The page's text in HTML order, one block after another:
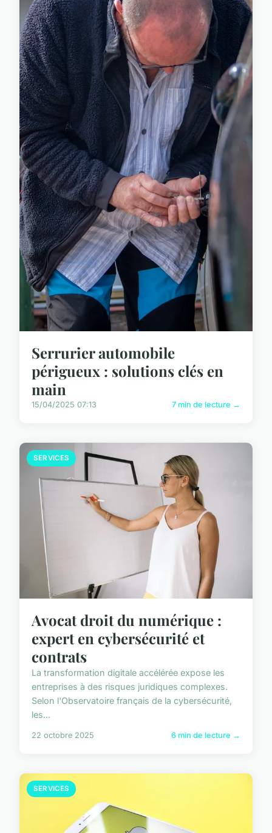
Serrurier automobile
périgueux : solutions clés en
main
15/04/2025 07:13 7 min de lecture →
SERVICES
Avocat droit du numérique :
expert en cybersécurité et
contrats
La transformation digitale accélérée expose les
entreprises à des risques juridiques complexes.
Selon l'Observatoire français de la cybersécurité,
les...
22 octobre 2025 6 min de lecture →
SERVICES